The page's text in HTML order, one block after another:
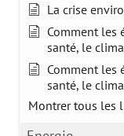
La crise
Comment les
santé, le
Comment les
santé, le
Montrer tous les